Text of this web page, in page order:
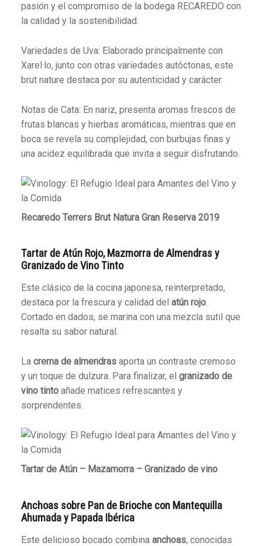
pasión y el compromiso de la bodega RECAREDO con
la calidad y la sostenibilidad.
Variedades de Uva: Elaborado principalmente con
Xarel·lo, junto con otras variedades autóctonas, este
brut nature destaca por su autenticidad y carácter.
Notas de Cata: En nariz, presenta aromas frescos de
frutas blancas y hierbas aromáticas, mientras que en
boca se revela su complejidad, con burbujas finas y
una acidez equilibrada que invita a seguir disfrutando.
Recaredo Terrers Brut Natura Gran Reserva 2019
Tartar de Atún Rojo, Mazmorra de Almendras y
Granizado de Vino Tinto
Este clásico de la cocina japonesa, reinterpretado,
destaca por la frescura y calidad del atún rojo.
Cortado en dados, se marina con una mezcla sutil que
resalta su sabor natural.
La crema de almendrasaporta un contraste cremoso
y un toque de dulzura. Para finalizar, el granizado de
vino tintoañade matices refrescantes y
sorprendentes.
Tartar de Atún – Mazamorra – Granizado de vino
Anchoas sobre Pan de Brioche con Mantequilla
Ahumada y Papada Ibérica
Este delicioso bocado combina anchoas, conocidas